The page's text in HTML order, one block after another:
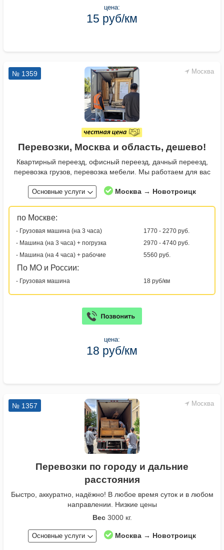
цена:
15 руб/км
Москва
№ 1359
Перевозки, Москва и область, дешево!
Квартирный переезд, офисный переезд, дачный переезд,
перевозка грузов, перевозка мебели. Мы работаем для вас
Основные услуги Москва → Новотроицк
по Москве:
- Грузовая машина (на 3 часа)
1770 - 2270 руб.
- Машина (на 3 часа) + погрузка
2970 - 4740 руб.
- Машина (на 4 часа) + рабочие
5560 руб.
По МО и России:
- Грузовая машина 18 руб/км
цена:
18 руб/км
Москва
№ 1357
Перевозки по городу и дальние
расстояния
Быстро, аккуратно, надёжно! В любое время суток и в любом
направлении. Низкие цены
Вес3000 кг.
Основные услуги Москва → Новотроицк